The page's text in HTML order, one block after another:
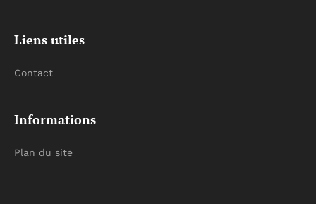
Liens utiles
Contact
Informations
Plan du site